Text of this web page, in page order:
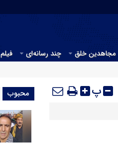
مجاهدین خلق چند رسانه‌ای فیلم
پ محبوب